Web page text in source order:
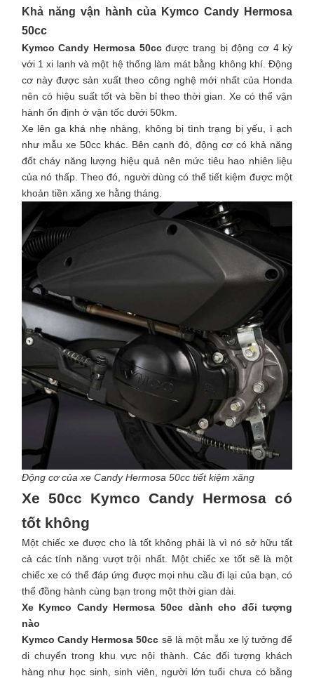
Khả năng vận hành của Kymco Candy Hermosa
50cc
Kymco Candy Hermosa 50ccđược trang bị động cơ 4 kỳ
với 1 xi lanh và một hệ thống làm mát bằng không khí. Động
cơ này được sản xuất theo công nghệ mới nhất của Honda
nên có hiệu suất tốt và bền bỉ theo thời gian. Xe có thể vận
hành ổn định ở vận tốc dưới 50km.
Xe lên ga khá nhẹ nhàng, không bị tình trạng bị yếu, ì ạch
như mẫu xe 50cc khác. Bên cạnh đó, động cơ có khả năng
đốt cháy năng lượng hiệu quả nên mức tiêu hao nhiên liệu
của nó thấp. Theo đó, người dùng có thể tiết kiệm được một
khoản tiền xăng xe hằng tháng.
Động cơ của xe Candy Hermosa 50cc tiết kiệm xăng
Xe 50cc Kymco Candy Hermosa có
tốt không
Một chiếc xe được cho là tốt không phải là vì nó sở hữu tất
cả các tính năng vượt trội nhất. Một chiếc xe tốt sẽ là một
chiếc xe có thể đáp ứng được mọi nhu cầu đi lại của bạn, có
thể đồng hành cùng bạn trong một thời gian dài.
Xe Kymco Candy Hermosa 50cc dành cho đối tượng
nào
Kymco Candy Hermosa 50cc sẽ là một mẫu xe lý tưởng để
di chuyển trong khu vực nội thành. Các đối tượng khách
hàng như học sinh, sinh viên, người lớn tuổi chưa có bằng